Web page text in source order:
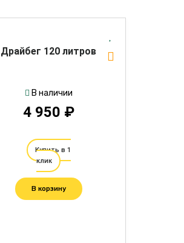
Драйбег 120 литров
В наличии
4 950 ₽
Купить в 1
клик
В корзину